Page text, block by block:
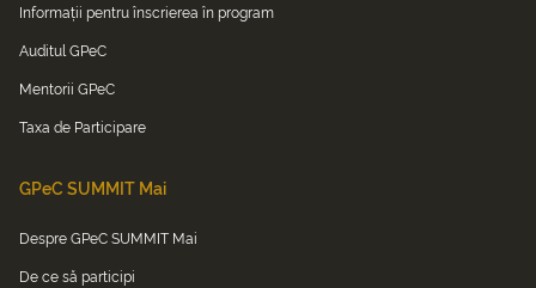
Informații pentru înscrierea în program
Auditul GPeC
Mentorii GPeC
Taxa de Participare
GPeC SUMMIT Mai
Despre GPeC SUMMIT Mai
De ce să participi